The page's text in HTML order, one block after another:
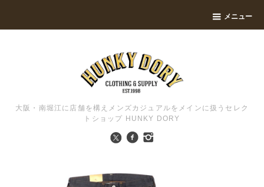
メニュー
大阪・南堀江に店舗を構えメンズカジュアルをメインに扱うセレク
トショップ HUNKY DORY